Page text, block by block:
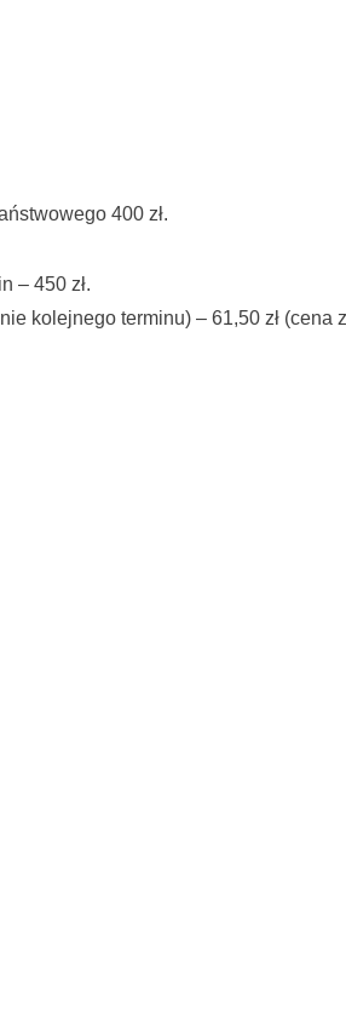
400 zł.
– 450 zł.
kolejnego terminu) – 61,50 zł (cena